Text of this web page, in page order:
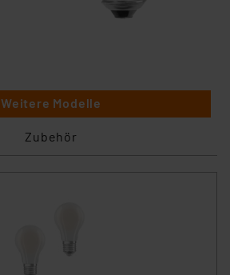
Weitere Modelle
Zubehör